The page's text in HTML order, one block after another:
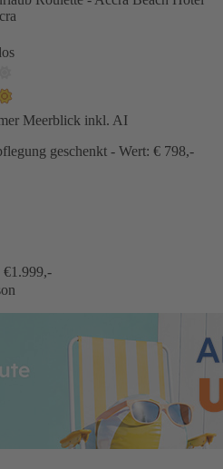
Meerblick inkl. AI
geschenkt - Wert: € 798,-
€1.999,-